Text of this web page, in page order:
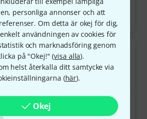
personliga annonser och att
Om detta är okej för dig,
användningen av cookies för
och marknadsföring genom
på "Okej!" (visa alla).
helst återkalla ditt samtycke via
(här).
Okej
Ohms
399 kr
238
Behringer HA8000 V2